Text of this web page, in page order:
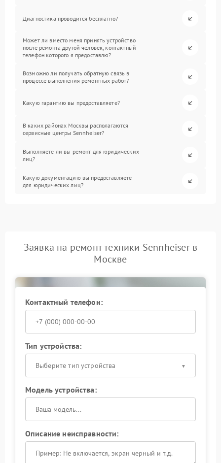
Диагностика проводится бесплатно?
Может ли вместо меня принять устройство
после ремонта другой человек, контактный
телефон которого я предоставлю?
Возможно ли получать обратную связь в
процессе выполнения ремонтных работ?
Какую гарантию вы предоставляете?
В каких районах Москвы располагаются
сервисные центры Sennheiser?
Выполняете ли вы ремонт для юридических
лиц?
Какую документацию вы предоставляете
для юридических лиц?
Заявка на ремонт техники Sennheiser в
Москве
Контактный телефон:
Тип устройства:
Выберите тип устройства
Модель устройства:
Описание неисправности: